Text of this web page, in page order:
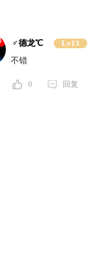
♂德龙℃ Lv13
不错
0 回复